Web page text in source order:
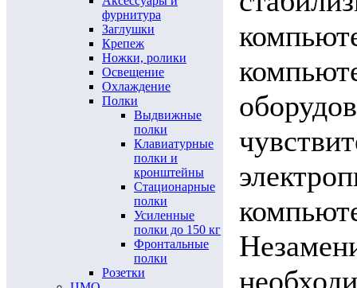
фурнитура
Заглушки
Крепеж
Ножки, ролики
Освещение
Охлаждение
Полки
Выдвижные
полки
Клавиатурные
полки и
кронштейны
Стационарные
полки
Усиленные
полки до 150 кг
Фронтальные
полки
Розетки